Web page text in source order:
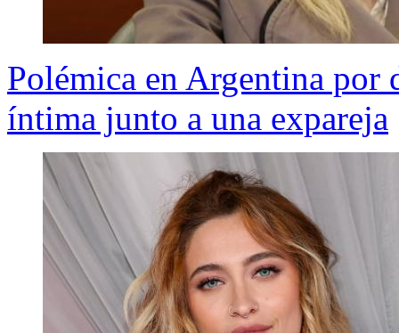
Polémica en Argentina
íntima junto a una expareja